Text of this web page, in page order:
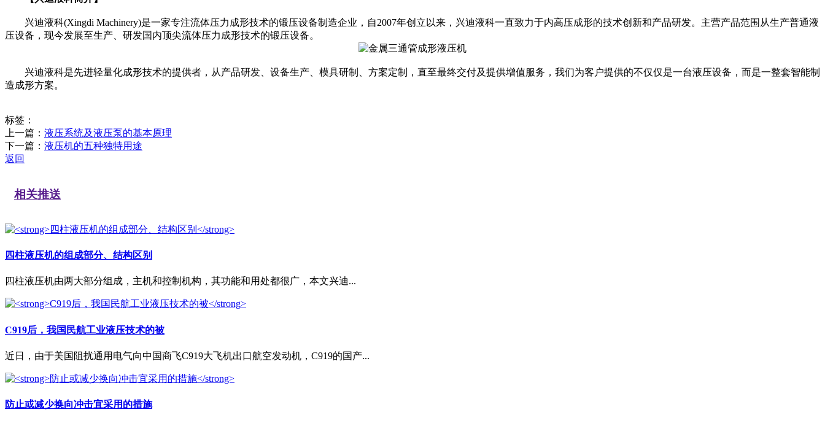
兴迪液科(Xingdi Machinery)是一家专注流体压力成形技术的锻压设备制造企业，自2007年创立以来，兴迪液科一直致力于内高压成形的技术创新和产品研发。主营产品范围从生产普通液
压设备，现今发展至生产、研发国内顶尖流体压力成形技术的锻压设备。
兴迪液科是先进轻量化成形技术的提供者，从产品研发、设备生产、模具研制、方案定制，直至最终交付及提供增值服务，我们为客户提供的不仅仅是一台液压设备，而是一整套智能制
造成形方案。
标签：
上一篇： 液压系统及液压泵的基本原理
下一篇： 液压机的五种独特用途
返回
相关推送
四柱液压机的组成部分、结构区别
四柱液压机由两大部分组成，主机和控制机构，其功能和用处都很广，本文兴迪...
C919后，我国民航工业液压技术的被
近日，由于美国阻扰通用电气向中国商飞C919大飞机出口航空发动机，C919的国产...
防止或减少换向冲击宜采用的措施